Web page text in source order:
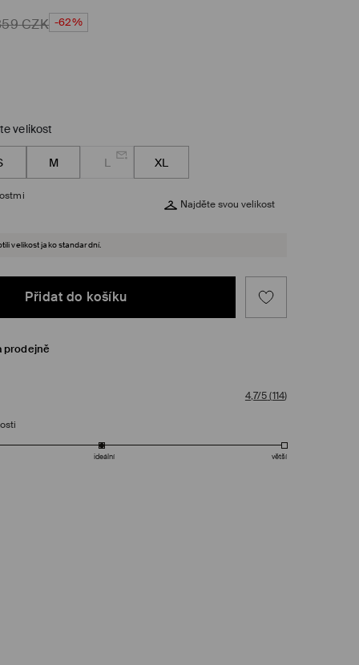
CZK -62%
velikost
M L XL
Najděte svou velikost
velikost jako standardní.
Přidat do košíku
prodejně
4,7/5(114)
ideální větší